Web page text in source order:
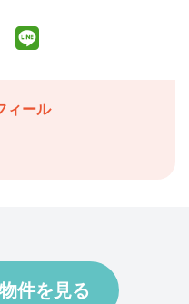
facebook
ィール
件を見る